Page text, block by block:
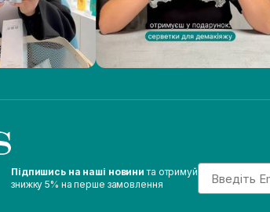
Підпишись на наші новини та отримуй
знижку 5% на перше замовлення
Email